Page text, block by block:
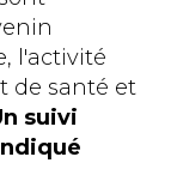
l'activité
de santé et
suivi